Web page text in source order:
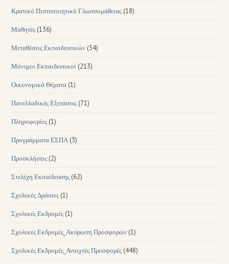
Κρατικό Πιστοποιητικό Γλωσσομάθειας (18)
Μαθητές (136)
Μεταθέσεις Εκπαιδευτικών (54)
Μόνιμοι Εκπαιδευτικοί (213)
Οικονομικά Θέματα (1)
Πανελλαδικές Εξετάσεις (71)
Πληροφορίες (1)
Προγράμματα ΕΣΠΑ (3)
Προσκλήσεις (2)
Στελέχη Εκπαίδευσης (62)
Σχολικές Δράσεις (1)
Σχολικές Εκδρομές (1)
Σχολικές Εκδρομές_Ακύρωση Προσφορών (1)
Σχολικές Εκδρομές_Ανοιχτές Προσφορές (448)